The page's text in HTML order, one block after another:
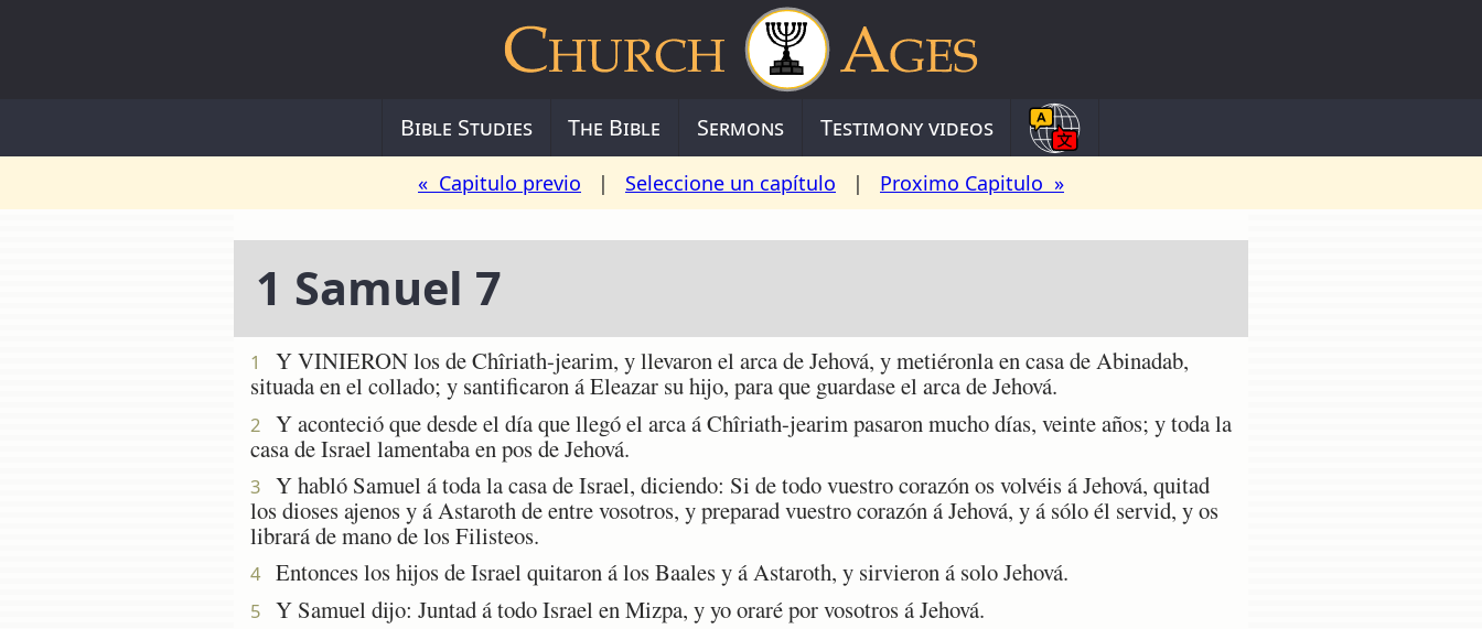
Bible Studies The Bible Sermons Testimony videos
« Capitulo previo | Seleccione un capítulo | Proximo Capitulo »
1 Samuel 7
1
Y VINIERON los de Chîriath-jearim, y llevaron el arca de Jehová, y metiéronla en casa de Abinadab,
situada en el collado; y santificaron á Eleazar su hijo, para que guardase el arca de Jehová.
2
Y aconteció que desde el día que llegó el arca á Chîriath-jearim pasaron mucho días, veinte años; y toda la
casa de Israel lamentaba en pos de Jehová.
3
Y habló Samuel á toda la casa de Israel, diciendo: Si de todo vuestro corazón os volvéis á Jehová, quitad
los dioses ajenos y á Astaroth de entre vosotros, y preparad vuestro corazón á Jehová, y á sólo él servid, y os
librará de mano de los Filisteos.
4 Entonces los hijos de Israel quitaron á los Baales y á Astaroth, y sirvieron á solo Jehová.
5 Y Samuel dijo: Juntad á todo Israel en Mizpa, y yo oraré por vosotros á Jehová.